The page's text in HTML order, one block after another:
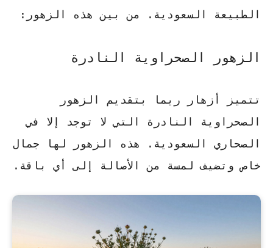
الطبيعة السعودية. من بين هذه الزهور:
الزهور الصحراوية النادرة
تتميز أزهار ريما بتقديم الزهور
الصحراوية النادرة التي لا توجد إلا في
الصحاري السعودية. هذه الزهور لها جمال
خاص وتضيف لمسة من الأصالة إلى أي باقة.